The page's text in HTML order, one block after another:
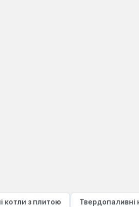
котли з плитою Твердопаливні